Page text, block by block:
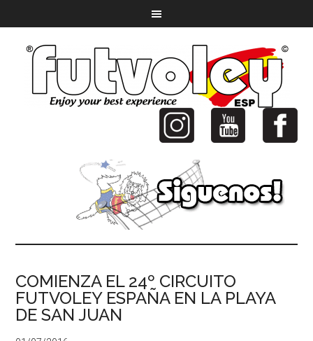
COMIENZA EL 24º CIRCUITO
FUTVOLEY ESPAÑA EN LA PLAYA
DE SAN JUAN